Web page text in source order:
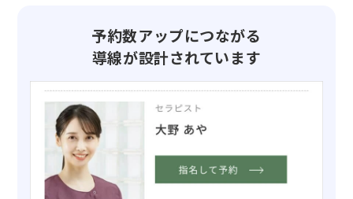
予約数アップにつながる
導線が設計されています